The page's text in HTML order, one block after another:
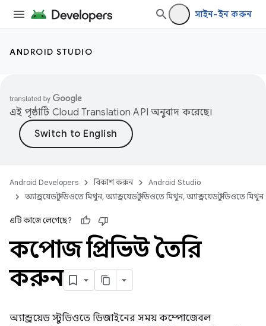
সাইন-ইন করুন
ANDROID STUDIO
এই পৃষ্ঠাটি Cloud Translation API অনুবাদ করেছে।
Android Developers বিকাশ করুন
Android Studio
অ্যান্ড্রয়েড স্টুডিওতে মিথুন, অ্যান্ড্রয়েড স্টুডিওতে মিথুন, অ্যান্ড্রয়েড স্টুডিওতে মিথুন
এটি কাজে লেগেছে?
কম্পোজ প্রিভিউ তৈরি
করুন
অ্যান্ড্রয়েড স্টুডিওতে ডিজাইনের সময় কম্পোজেবল